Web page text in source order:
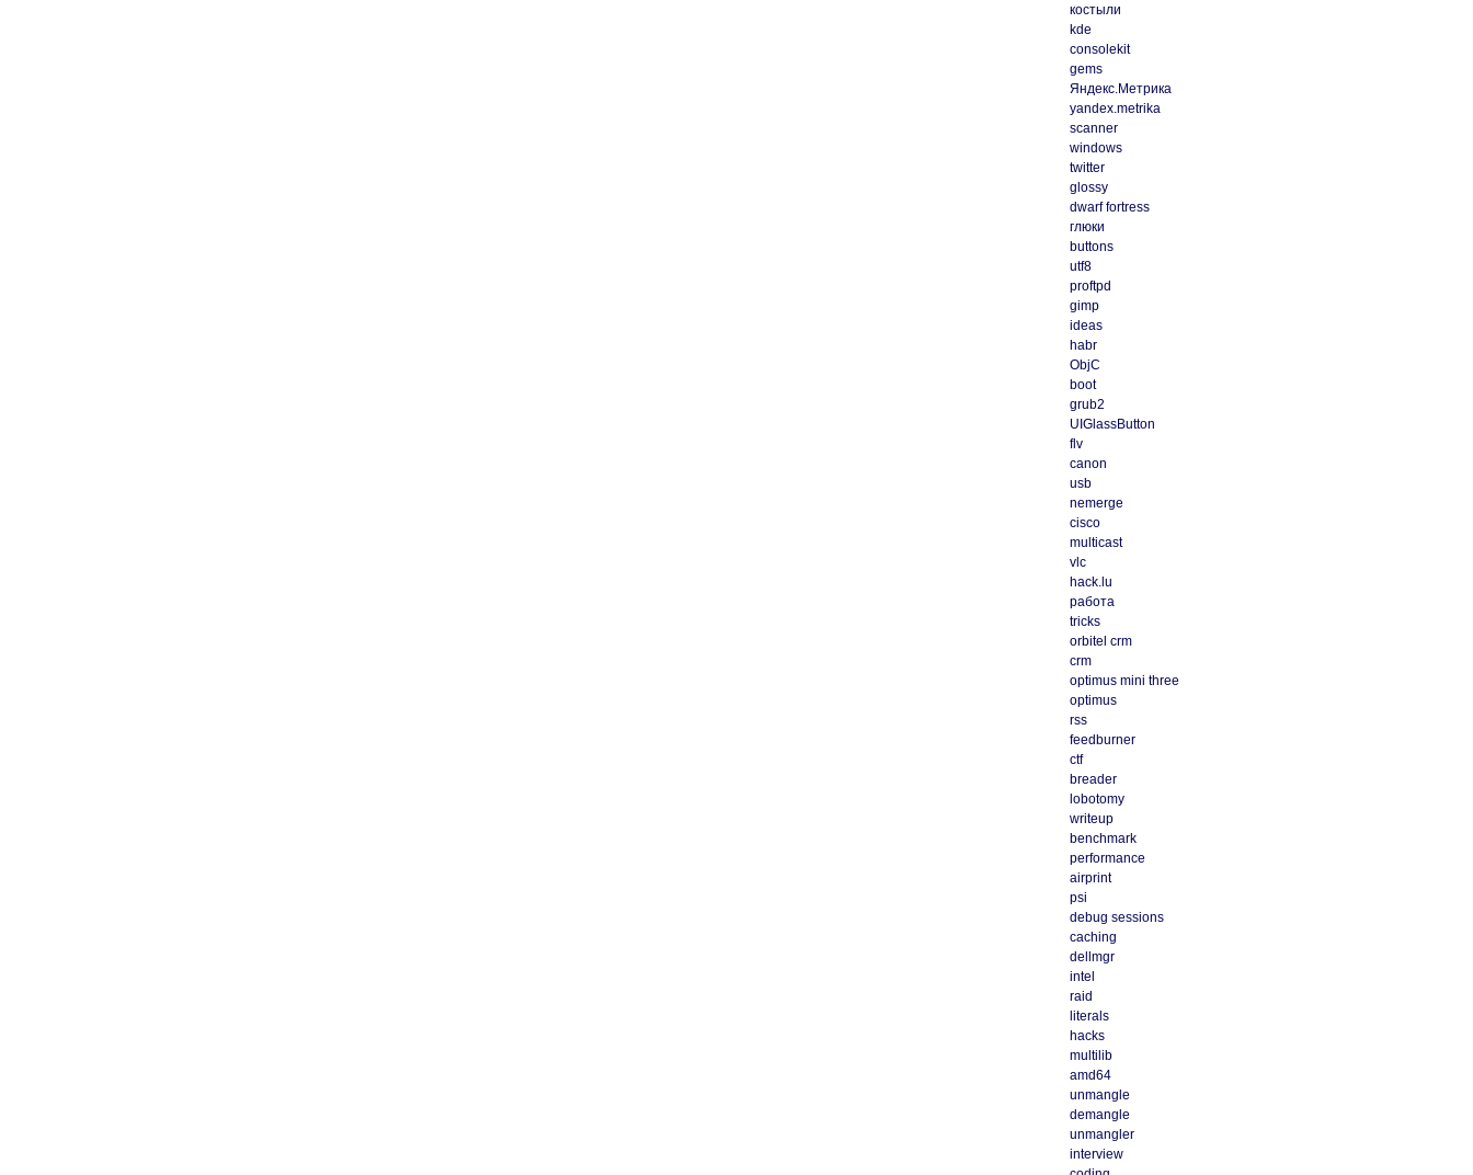
костыли
kde
consolekit
gems
Яндекс.Метрика
yandex.metrika
scanner
windows
twitter
glossy
dwarf fortress
глюки
buttons
utf8
proftpd
gimp
ideas
habr
ObjC
boot
grub2
UIGlassButton
flv
canon
usb
nemerge
cisco
multicast
vlc
hack.lu
работа
tricks
orbitel crm
crm
optimus mini three
optimus
rss
feedburner
ctf
breader
lobotomy
writeup
benchmark
performance
airprint
psi
debug sessions
caching
dellmgr
intel
raid
literals
hacks
multilib
amd64
unmangle
demangle
unmangler
interview